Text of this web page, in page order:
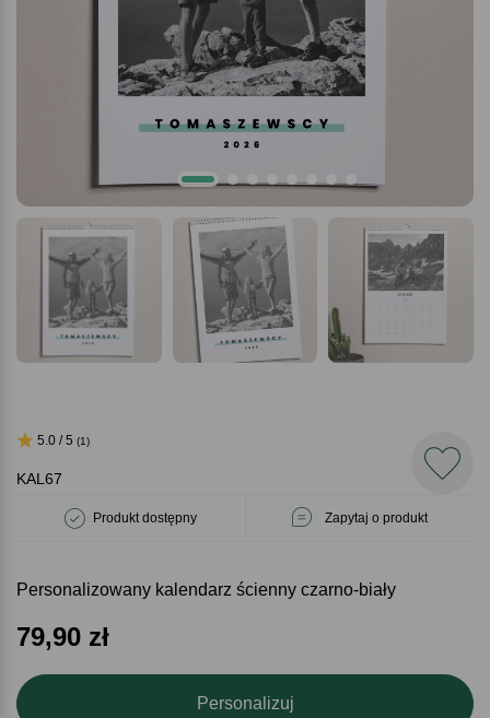
KAL67
Produkt dostępny Zapytaj o produkt
5.0 / 5 (1)
Personalizowany kalendarz ścienny czarno-biały
79,90 zł
Personalizuj